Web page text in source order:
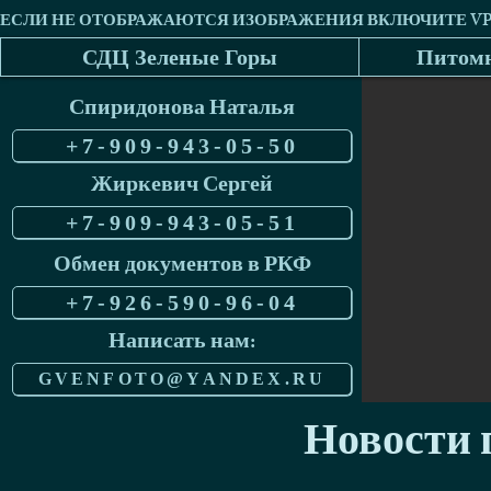
СДЦ Зеленые Горы
Спиридонова Наталья
+7-909-943-05-50
Жиркевич Сергей
+7-909-943-05-51
Обмен документов в РКФ
+7-926-590-96-04
Написать нам:
GVENFOTO@YANDEX.RU
Новости